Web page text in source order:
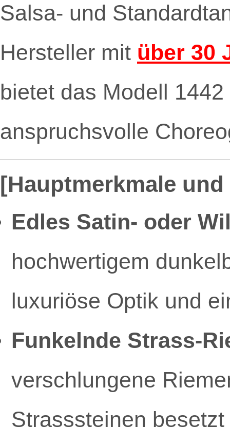
Salsa- und
Hersteller mit über 30
bietet das Modell
anspruchsvolle
[Hauptmerkmale
Edles Satin- oder
hochwertigem
luxuriöse Optik und
Funkelnde Strass-
verschlungene
Strasssteinen